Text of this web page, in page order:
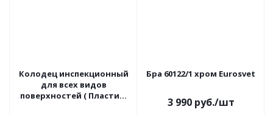
Колодец инспекционный
для всех видов
поверхностей ( Пластик)
Бра 60122/1 хром Eurosvet
3 990руб./шт